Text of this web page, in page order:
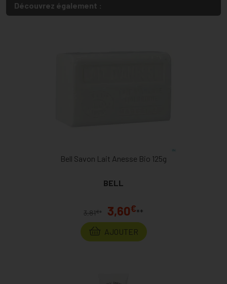
Découvrez également :
Bell Savon Lait Anesse Bio 125g
BELL
3,81€* 3,60€**
AJOUTER